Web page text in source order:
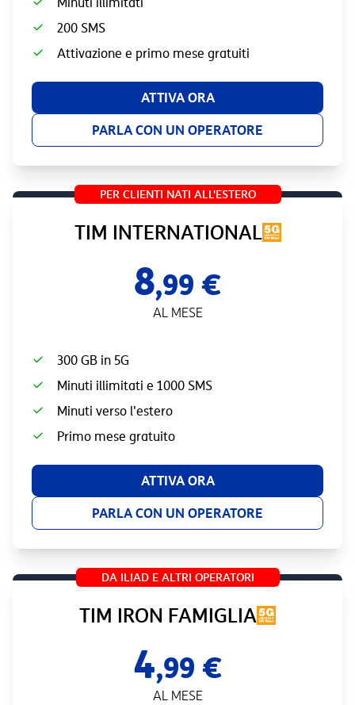
200 SMS
Attivazione e primo mese gratuiti
ATTIVA ORA
PARLA CON UN OPERATORE
PER CLIENTI NATI ALL'ESTERO
TIM INTERNATIONAL
8,99 €
AL MESE
300 GB in 5G
Minuti illimitati e 1000 SMS
Minuti verso l'estero
Primo mese gratuito
ATTIVA ORA
PARLA CON UN OPERATORE
DA ILIAD E ALTRI OPERATORI
TIM IRON FAMIGLIA
4,99 €
AL MESE